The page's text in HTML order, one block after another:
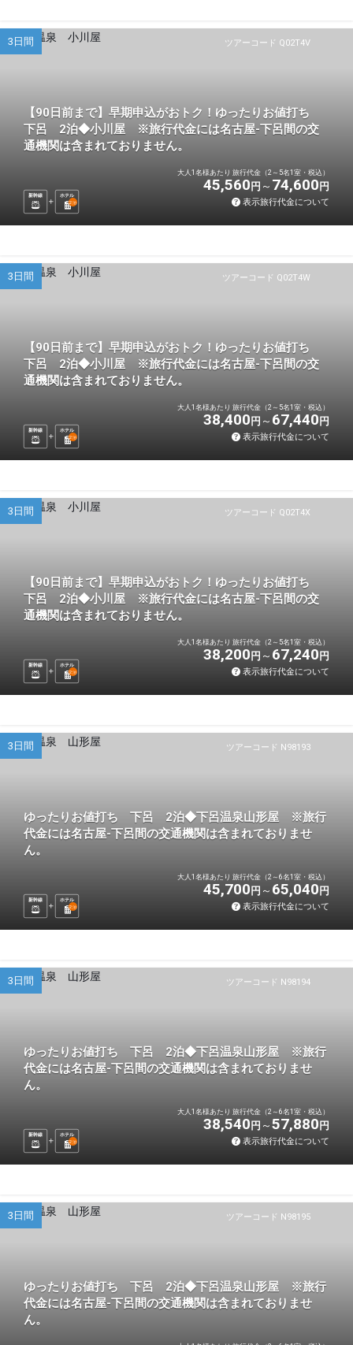
ツアーコード Q02T4V
3日間
【90日前まで】早期申込がおトク！ゆったりお値打ち
下呂 2泊◆小川屋 ※旅行代金には名古屋-下呂間の交
通機関は含まれておりません。
新幹線
ホテル
2泊
大人1名様あたり 旅行代金（2～5名1室・税込）
45,560 円 74,600 円
表示旅行代金について
ツアーコード Q02T4W
3日間
【90日前まで】早期申込がおトク！ゆったりお値打ち
下呂 2泊◆小川屋 ※旅行代金には名古屋-下呂間の交
通機関は含まれておりません。
新幹線
ホテル
2泊
大人1名様あたり 旅行代金（2～5名1室・税込）
38,400 円 67,440 円
表示旅行代金について
ツアーコード Q02T4X
3日間
【90日前まで】早期申込がおトク！ゆったりお値打ち
下呂 2泊◆小川屋 ※旅行代金には名古屋-下呂間の交
通機関は含まれておりません。
新幹線
ホテル
2泊
大人1名様あたり 旅行代金（2～5名1室・税込）
38,200 円 67,240 円
表示旅行代金について
ツアーコード N98193
3日間
ゆったりお値打ち 下呂 2泊◆下呂温泉山形屋 ※旅行
代金には名古屋-下呂間の交通機関は含まれておりませ
ん。
新幹線
ホテル
2泊
大人1名様あたり 旅行代金（2～6名1室・税込）
45,700 円 65,040 円
表示旅行代金について
ツアーコード N98194
3日間
ゆったりお値打ち 下呂 2泊◆下呂温泉山形屋 ※旅行
代金には名古屋-下呂間の交通機関は含まれておりませ
ん。
新幹線
ホテル
2泊
大人1名様あたり 旅行代金（2～6名1室・税込）
38,540 円 57,880 円
表示旅行代金について
ツアーコード N98195
3日間
ゆったりお値打ち 下呂 2泊◆下呂温泉山形屋 ※旅行
代金には名古屋-下呂間の交通機関は含まれておりませ
ん。